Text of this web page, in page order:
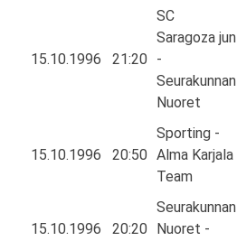
15.10.1996 21:20
SC
Saragoza jun
-
Seurakunnan
Nuoret
15.10.1996 20:50
Sporting -
Alma Karjala
Team
15.10.1996 20:20
Seurakunnan
Nuoret -